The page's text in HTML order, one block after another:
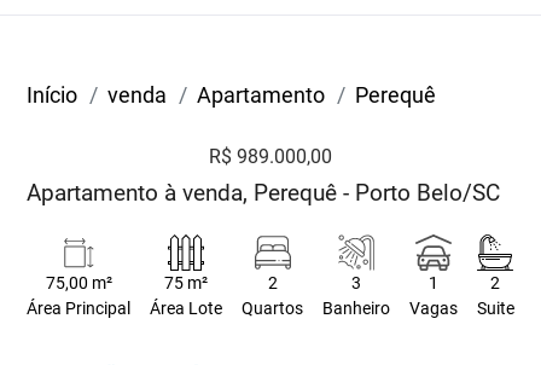
Início venda Apartamento Perequê
R$ 989.000,00
Apartamento à venda, Perequê - Porto Belo/SC
75,00 m²
Área Principal
75 m²
Área Lote
2
Quartos
3
Banheiro
1
Vagas
2
Suite